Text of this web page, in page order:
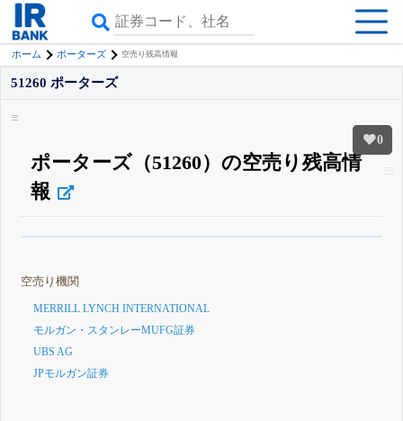
ホーム ポーターズ 空売り残高情報
0
51260 ポーターズ
ポーターズ（51260）の空売り残高情
報
登録すると永久30%OFFと米株版の先行利用も付きます
空売り機関
MERRILL LYNCH INTERNATIONAL
モルガン・スタンレーMUFG証券
UBS AG
JPモルガン証券